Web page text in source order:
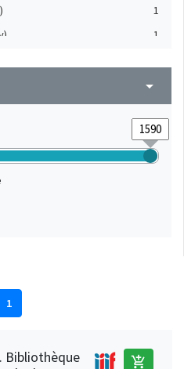
1
1
arrow_drop_down
1
Bibliothèque
add_shopping_cart